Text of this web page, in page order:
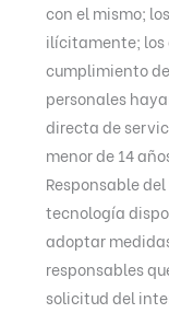
con el mismo;
ilícitamente; los
cumplimiento
personales
directa de
menor de 14
Responsable
tecnología
adoptar
responsables
solicitud del